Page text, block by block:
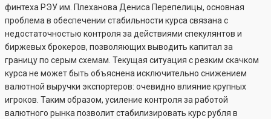
финтеха РЭУ им. Плеханова Дениса Перепелицы, основная
проблема в обеспечении стабильности курса связана с
недостаточностью контроля за действиями спекулянтов и
биржевых брокеров, позволяющих выводить капитал за
границу по серым схемам. Текущая ситуация с резким скачком
курса не может быть объяснена исключительно снижением
валютной выручки экспортеров: очевидно влияние крупных
игроков. Таким образом, усиление контроля за работой
валютного рынка позволит стабилизировать курс рубля в